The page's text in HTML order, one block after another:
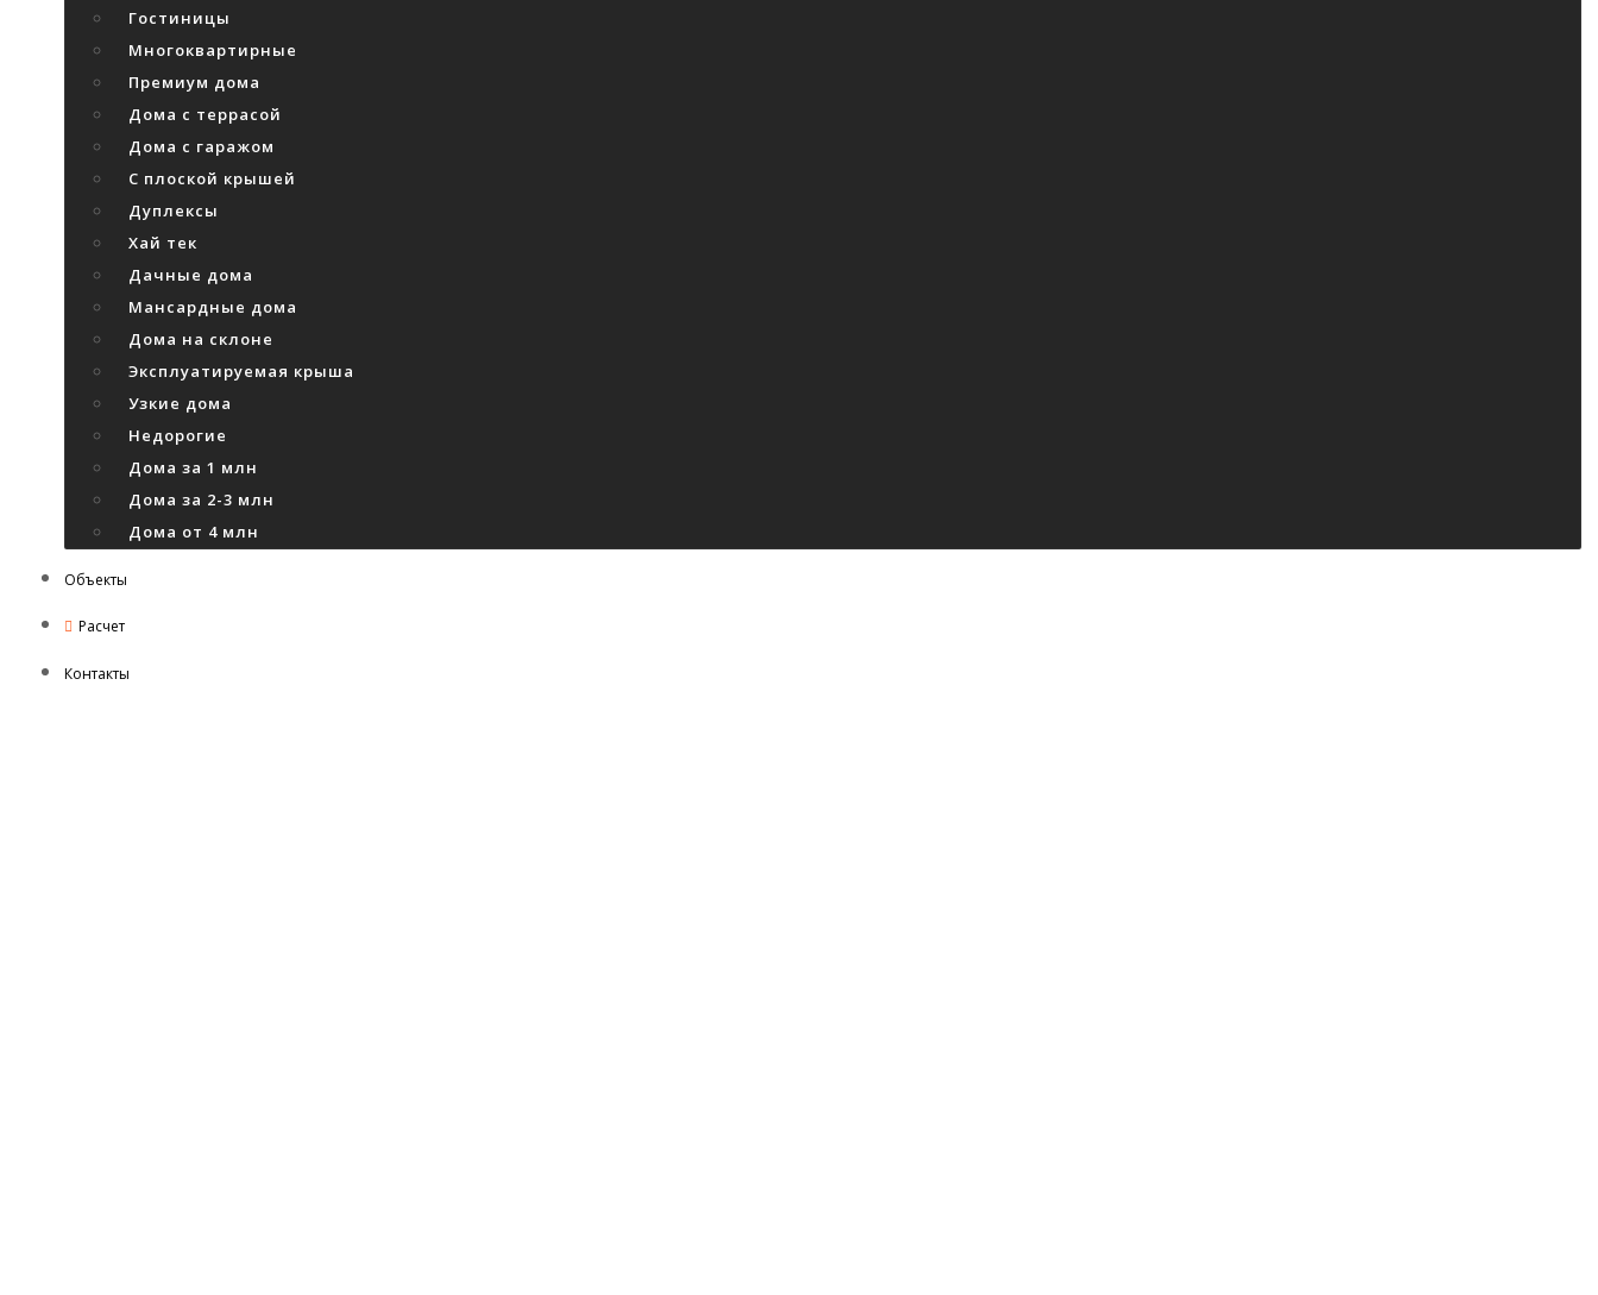
Гостиницы
Многоквартирные
Премиум дома
Дома с террасой
Дома с гаражом
С плоской крышей
Дуплексы
Хай тек
Дачные дома
Мансардные дома
Дома на склоне
Эксплуатируемая крыша
Узкие дома
Недорогие
Дома за 1 млн
Дома за 2-3 млн
Дома от 4 млн
Объекты
Расчет
Контакты